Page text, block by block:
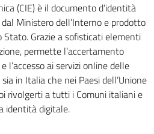
(CIE) è il documento d’identità
Ministero dell’Interno e prodotto
Stato. Grazie a sofisticati elementi
permette l’accertamento
l’accesso ai servizi online delle
in Italia che nei Paesi dell’Unione
rivolgerti a tutti i Comuni italiani e
identità digitale.